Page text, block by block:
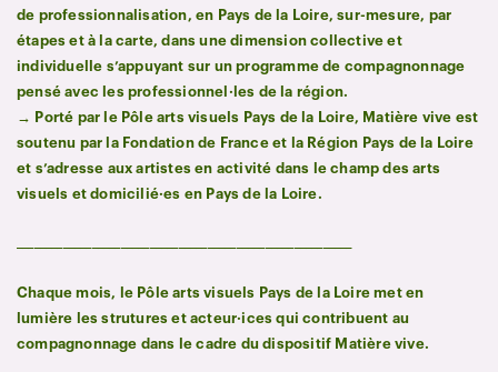
de professionnalisation, en Pays de la Loire, sur-mesure, par
étapes et à la carte, dans une dimension collective et
individuelle s’appuyant sur un programme de compagnonnage
pensé avec les professionnel·les de la région.
→ Porté par le Pôle arts visuels Pays de la Loire, Matière vive est
soutenu par la Fondation de France et la Région Pays de la Loire
et s’adresse aux artistes en activité dans le champ des arts
visuels et domicilié·es en Pays de la Loire.
Chaque mois, le Pôle arts visuels Pays de la Loire met en
lumière les strutures et acteur·ices qui contribuent au
compagnonnage dans le cadre du dispositif Matière vive.